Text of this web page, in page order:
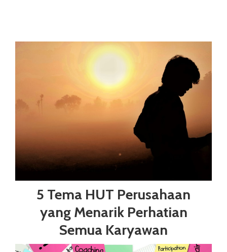
5 Tema HUT Perusahaan
yang Menarik Perhatian
Semua Karyawan